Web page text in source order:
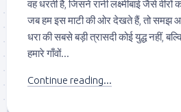
वह धरती है, जिसने रानी लक्ष्मीबाई जैसे
जब हम इस माटी की ओर देखते हैं, तो समझ
धरा की सबसे बड़ी त्रासदी कोई युद्ध नहीं,
हमारे गाँवों...
Continue reading...